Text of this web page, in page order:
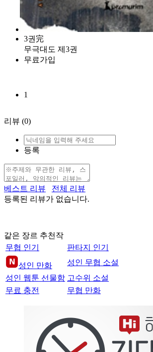
3권完
무극대도 제3권
무료가입
1
리뷰 (0)
등록
베스트 리뷰
전체 리뷰
등록된 리뷰가 없습니다.
같은 장르 추천작
무협 인기
판타지 인기
성인 만화
성인 무협 소설
성인 웹툰 선물함 고수위 소설
무료 충전
무협 만화